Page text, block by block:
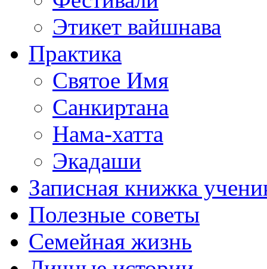
Этикет вайшнава
Практика
Святое Имя
Санкиртана
Нама-хатта
Экадаши
Записная книжка
Полезные советы
Семейная жизнь